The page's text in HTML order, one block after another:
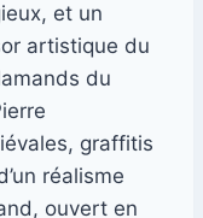
et un
artistique du
du
graffitis
réalisme
ouvert en